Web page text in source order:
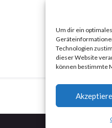
Um dir ein
Technologien
dieser Website
können bestimmte